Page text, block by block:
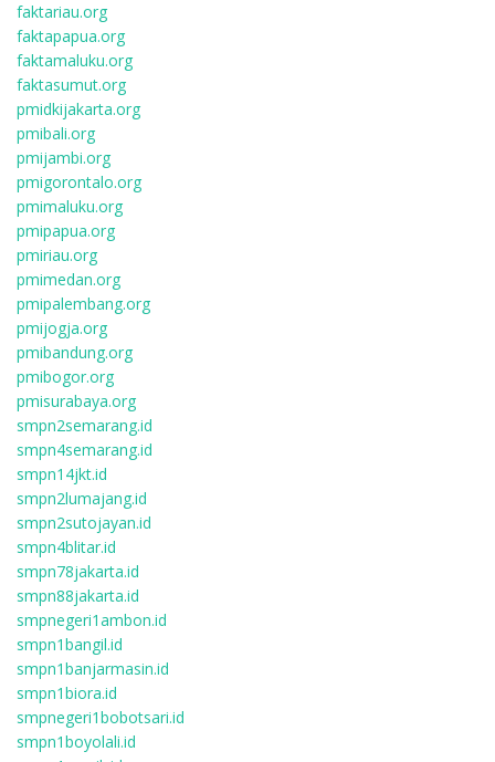
faktariau.org
faktapapua.org
faktamaluku.org
faktasumut.org
pmidkijakarta.org
pmibali.org
pmijambi.org
pmigorontalo.org
pmimaluku.org
pmipapua.org
pmiriau.org
pmimedan.org
pmipalembang.org
pmijogja.org
pmibandung.org
pmibogor.org
pmisurabaya.org
smpn2semarang.id
smpn4semarang.id
smpn14jkt.id
smpn2lumajang.id
smpn2sutojayan.id
smpn4blitar.id
smpn78jakarta.id
smpn88jakarta.id
smpnegeri1ambon.id
smpn1bangil.id
smpn1banjarmasin.id
smpn1biora.id
smpnegeri1bobotsari.id
smpn1boyolali.id